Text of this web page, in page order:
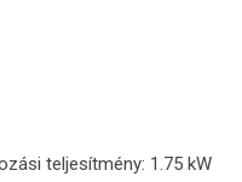
teljesítmény: 1.75 kW